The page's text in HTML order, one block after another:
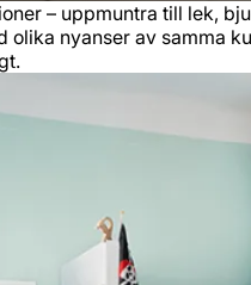
– uppmuntra till lek,
olika nyanser av samma